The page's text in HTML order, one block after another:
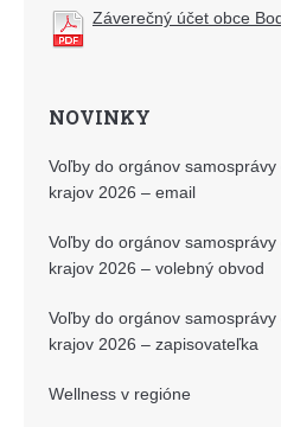
Záverečný účet obce
NOVINKY
Voľby do orgánov
krajov 2026 – email
Voľby do orgánov
krajov 2026 – volebný obvod
Voľby do orgánov
krajov 2026 – zapisovateľka
Wellness v regióne